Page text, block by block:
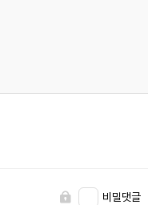
비밀댓글